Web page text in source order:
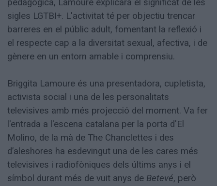
pedagògica, Lamoure explicarà el significat de les
sigles LGTBI+. L'activitat té per objectiu trencar
barreres en el públic adult, fomentant la reflexió i
el respecte cap a la diversitat sexual, afectiva, i de
gènere en un entorn amable i comprensiu.
Briggita Lamoure és una presentadora, cupletista,
activista social i una de les personalitats
televisives amb més projecció del moment. Va fer
l'entrada a l'escena catalana per la porta d'El
Molino, de la mà de The Chanclettes i des
d’aleshores ha esdevingut una de les cares més
televisives i radiofòniques dels últims anys i el
símbol durant més de vuit anys de Betevé, però